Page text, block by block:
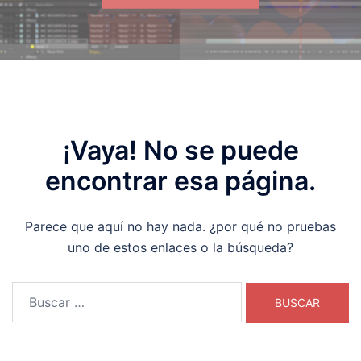
¡Vaya! No se puede
encontrar esa página.
Parece que aquí no hay nada. ¿por qué no pruebas
uno de estos enlaces o la búsqueda?